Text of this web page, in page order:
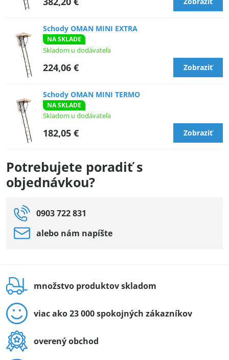
Schody OMAN MINI EXTRA
NA SKLADE
Skladom u dodávateľa
224,06 € Zobraziť
Schody OMAN MINI TERMO
NA SKLADE
Skladom u dodávateľa
182,05 € Zobraziť
Potrebujete poradiť s
objednávkou?
0903 722 831
alebo nám napíšte
množstvo produktov skladom
viac ako 23 000 spokojných zákazníkov
overený obchod